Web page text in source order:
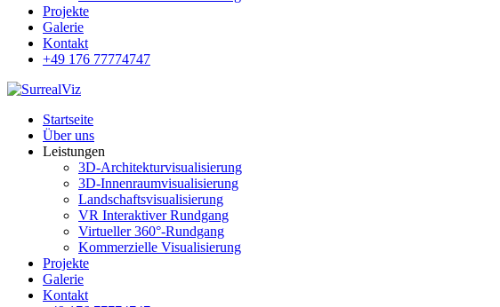
Projekte
Galerie
Kontakt
+49 176 77774747
Startseite
Über uns
Leistungen
3D-Architekturvisualisierung
3D-Innenraumvisualisierung
Landschaftsvisualisierung
VR Interaktiver Rundgang
Virtueller 360°-Rundgang
Kommerzielle Visualisierung
Projekte
Galerie
Kontakt